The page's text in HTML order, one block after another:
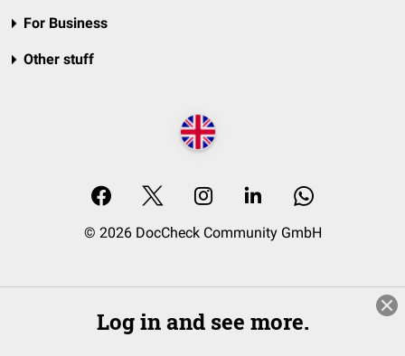
For Business
Other stuff
© 2026 DocCheck Community GmbH
Log in and see more.